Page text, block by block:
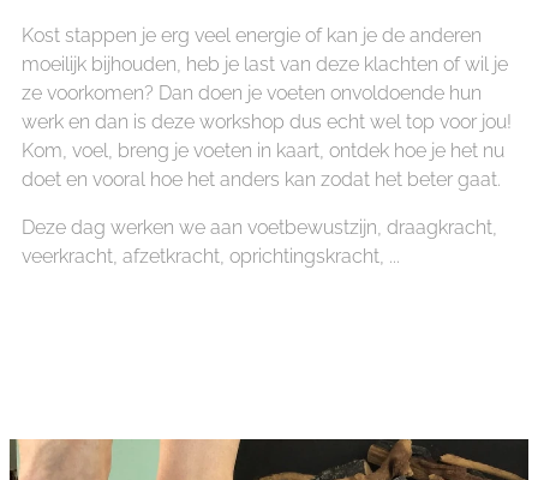
Kost stappen je erg veel energie of kan je de anderen
moeilijk bijhouden, heb je last van deze klachten of wil je
ze voorkomen? Dan doen je voeten onvoldoende hun
werk en dan is deze workshop dus echt wel top voor jou!
Kom, voel, breng je voeten in kaart, ontdek hoe je het nu
doet en vooral hoe het anders kan zodat het beter gaat.
Deze dag werken we aan voetbewustzijn, draagkracht,
veerkracht, afzetkracht, oprichtingskracht, ...